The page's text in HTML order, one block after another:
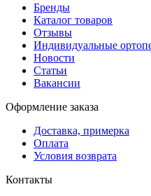
Бренды
Каталог товаров
Отзывы
Индивидуальные
Новости
Статьи
Вакансии
Оформление заказа
Доставка, примерка
Оплата
Условия возврата
Контакты